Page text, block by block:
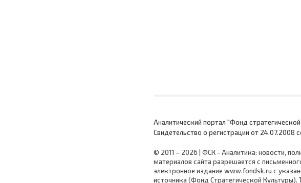
Аналитический портал "Фонд
Cвидетельство о регистрации от
© 2011 – 2026 | ФСК - Аналитика: новости,
материалов сайта разрешается с
электронное издание www.fondsk.ru с
источника (Фонд Стратегической